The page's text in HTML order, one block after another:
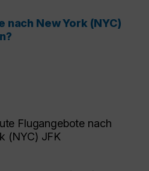
nach New York (NYC)
Flugangebote nach
(NYC) JFK